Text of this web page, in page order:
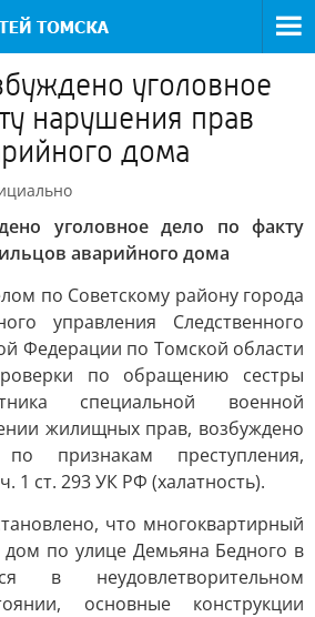
уголовное
нарушения прав
дома
уголовное дело по факту
аварийного дома
по Советскому району города
управления Следственного
Федерации по Томской области
по обращению сестры
специальной военной
жилищных прав, возбуждено
признакам преступления,
1 ст. 293 УК РФ (халатность).
что многоквартирный
по улице Демьяна Бедного в
в неудовлетворительном
основные конструкции